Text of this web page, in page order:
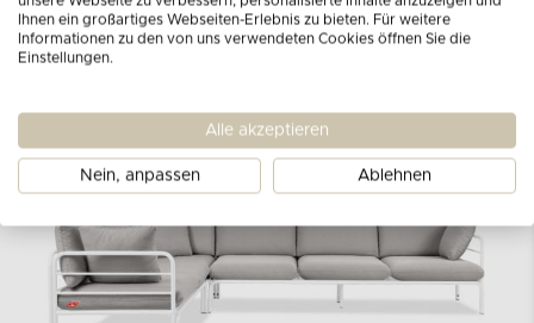
Ihnen ein großartiges Webseiten-Erlebnis zu bieten. Für weitere
Informationen zu den von uns verwendeten Cookies öffnen Sie die
Einstellungen.
Alle akzeptieren
Nein, anpassen Ablehnen